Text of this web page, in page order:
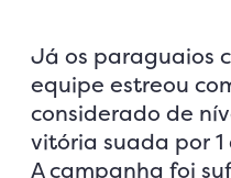
Já os paraguaios
equipe estreou
considerado de
vitória suada por
A campanha foi